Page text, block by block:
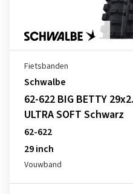
Fietsbanden
Schwalbe
62-622 BIG BETTY
ULTRA SOFT Schwarz
62-622
29 inch
Vouwband